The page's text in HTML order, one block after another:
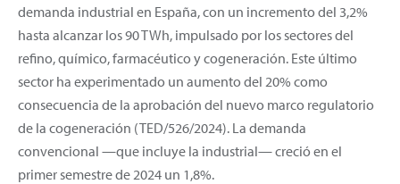
demanda industrial en España, con un incremento del 3,2%
hasta alcanzar los 90 TWh, impulsado por los sectores del
refino, químico, farmacéutico y cogeneración. Este último
sector ha experimentado un aumento del 20% como
consecuencia de la aprobación del nuevo marco regulatorio
de la cogeneración (TED/526/2024). La demanda
convencional —que incluye la industrial— creció en el
primer semestre de 2024 un 1,8%.